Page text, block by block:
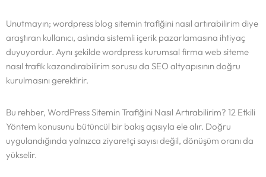
Unutmayın; wordpress blog sitemin trafiğini nasıl artırabilirim diye
araştıran kullanıcı, aslında sistemli içerik pazarlamasına ihtiyaç
duyuyordur. Aynı şekilde wordpress kurumsal firma web siteme
nasıl trafik kazandırabilirim sorusu da SEO altyapısının doğru
kurulmasını gerektirir.
Bu rehber, WordPress Sitemin Trafiğini Nasıl Artırabilirim? 12 Etkili
Yöntem konusunu bütüncül bir bakış açısıyla ele alır. Doğru
uygulandığında yalnızca ziyaretçi sayısı değil, dönüşüm oranı da
yükselir.